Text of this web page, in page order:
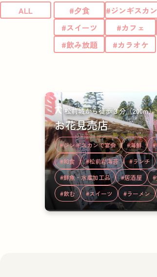
ALL #夕食 #ジンギスカ
#スイーツ
#カフェ
#飲み放題
#カラオケ
松前城から徒歩３分（200m）
お花見売店
#ジンギスカンで宴会 #海鮮
#和食
#松前岩海苔
#ランチ
#鮮魚・水産加工品
#居酒屋 #
#飲む
#スイーツ #ラーメン